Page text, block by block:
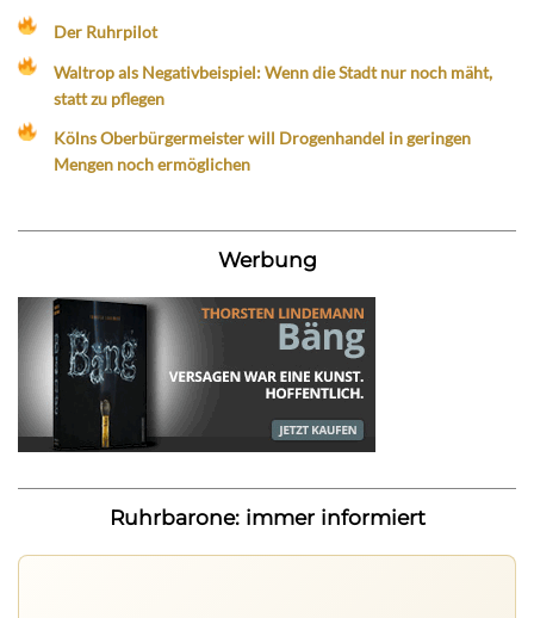
Der Ruhrpilot
Waltrop als Negativbeispiel: Wenn die Stadt nur noch mäht,
statt zu pflegen
Kölns Oberbürgermeister will Drogenhandel in geringen
Mengen noch ermöglichen
Werbung
Ruhrbarone: immer informiert